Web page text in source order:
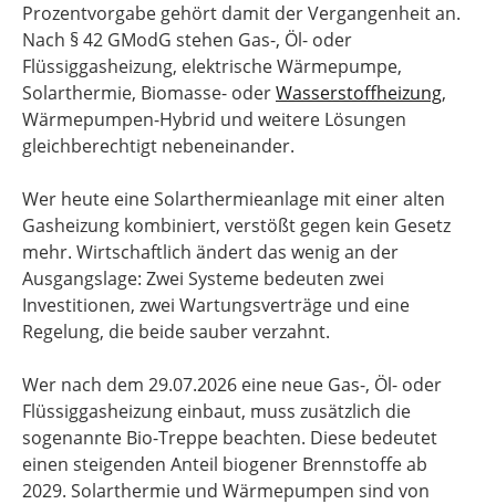
Prozentvorgabe gehört damit der Vergangenheit an.
Nach § 42 GModG stehen Gas-, Öl- oder
Flüssiggasheizung, elektrische Wärmepumpe,
Solarthermie, Biomasse- oderWasserstoffheizung,
Wärmepumpen-Hybrid und weitere Lösungen
gleichberechtigt nebeneinander.
Wer heute eine Solarthermieanlage mit einer alten
Gasheizung kombiniert, verstößt gegen kein Gesetz
mehr. Wirtschaftlich ändert das wenig an der
Ausgangslage: Zwei Systeme bedeuten zwei
Investitionen, zwei Wartungsverträge und eine
Regelung, die beide sauber verzahnt.
Wer nach dem 29.07.2026 eine neue Gas-, Öl- oder
Flüssiggasheizung einbaut, muss zusätzlich die
sogenannte Bio-Treppe beachten. Diese bedeutet
einen steigenden Anteil biogener Brennstoffe ab
2029. Solarthermie und Wärmepumpen sind von